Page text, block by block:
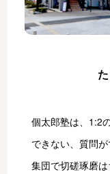
個太郎塾は、1:2
できない、質問
集団で切磋琢磨